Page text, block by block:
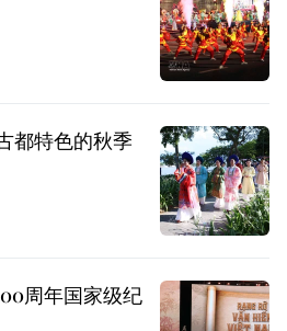
都特色的秋季
周年国家级纪